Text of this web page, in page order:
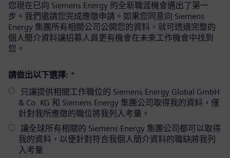
您現在已向 Siemens Energy 的全新職涯機會邁出了第一
步。我們邀請您完成應徵申請。如果您同意向 Siemens
Energy 集團所有相關公司公開您的資料，就可透過完整的
個人簡介資料讓招募人員更有機會在未來工作機會中找到
您。
請做出以下選擇: *
只讓提供相關工作職位的 Siemens Energy Global GmbH
& Co. KG 和 Siemens Energy 集團公司取得我的資料，僅
針對我所應徵的職位將我列入考量。
讓全球所有相關的 Siemens Energy 集團公司都可以取得
我的資料，以便針對符合我個人簡介資料的職缺將我列
入考量